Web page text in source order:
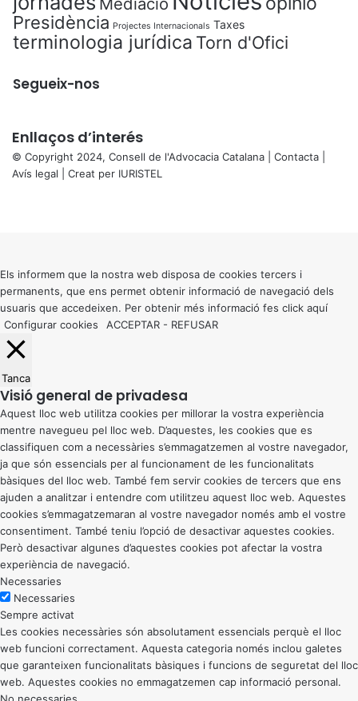
Presidència Projectes Internacionals Taxes
terminologia jurídica Torn d'Ofici
Segueix-nos
Enllaços d’interés
© Copyright 2024, Consell de l'Advocacia Catalana | Contacta
Avís legal | Creat per IURISTEL
button
Els informem que la nostra web disposa de cookies tercers i
permanents, que ens permet obtenir informació de navegació dels
usuaris que accedeixen. Per obtenir més informació fes click aquí
Configurar cookies
ACCEPTAR - REFUSAR
Tanca
Visió general de privadesa
Aquest lloc web utilitza cookies per millorar la vostra experiència
mentre navegueu pel lloc web. D’aquestes, les cookies que es
classifiquen com a necessàries s’emmagatzemen al vostre navegador,
ja que són essencials per al funcionament de les funcionalitats
bàsiques del lloc web. També fem servir cookies de tercers que ens
ajuden a analitzar i entendre com utilitzeu aquest lloc web. Aquestes
cookies s’emmagatzemaran al vostre navegador només amb el vostre
consentiment. També teniu l’opció de desactivar aquestes cookies.
Però desactivar algunes d’aquestes cookies pot afectar la vostra
experiència de navegació.
Necessaries
Necessaries
Sempre activat
Les cookies necessàries són absolutament essencials perquè el lloc
web funcioni correctament. Aquesta categoria només inclou galetes
que garanteixen funcionalitats bàsiques i funcions de seguretat del lloc
web. Aquestes cookies no emmagatzemen cap informació personal.